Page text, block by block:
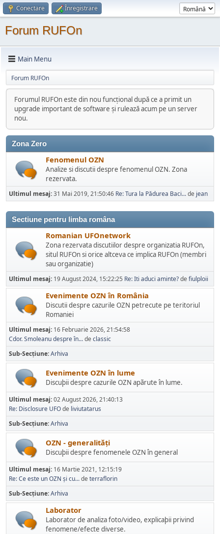
Conectare Înregistrare
Forum RUFOn
Main Menu
Forum RUFOn
Forumul RUFOn este din nou funcțional după ce a primit un
upgrade important de software și rulează acum pe un server
nou.
Zona Zero
Fenomenul OZN
Analize si discutii despre fenomenul OZN. Zona
rezervata.
Ultimul mesaj:31 Mai 2019, 21:50:46 Re: Tura la Pădurea Baci...de jean
Sectiune pentru limba româna
Romanian UFOnetwork
Zona rezervata discutiilor despre organizatia RUFOn,
situl RUFOn si orice altceva ce implica RUFOn (membri
sau organizatie)
Ultimul mesaj: 19 August 2024, 15:22:25 Re: Iti aduci aminte?de fiulploii
Evenimente OZN în România
Discutii despre cazurile OZN petrecute pe teritoriul
Romaniei
Ultimul mesaj: 16 Februarie 2026, 21:54:58
Cdor. Smoleanu despre în...de classic
Sub-Secțiune Arhiva
Evenimente OZN în lume
Discuþii despre cazurile OZN apãrute în lume.
Ultimul mesaj:02 August 2026, 21:40:13
Re: Disclosure UFOde liviutatarus
Sub-Secțiune Arhiva
OZN - generalități
Discuþii despre fenomenele OZN în general
Ultimul mesaj: 16 Martie 2021, 12:15:19
Re: Ce este un OZN și cu...de terraflorin
Sub-Secțiune Arhiva
Laborator
Laborator de analiza foto/video, explicaþii privind
fenomene/efecte diverse.